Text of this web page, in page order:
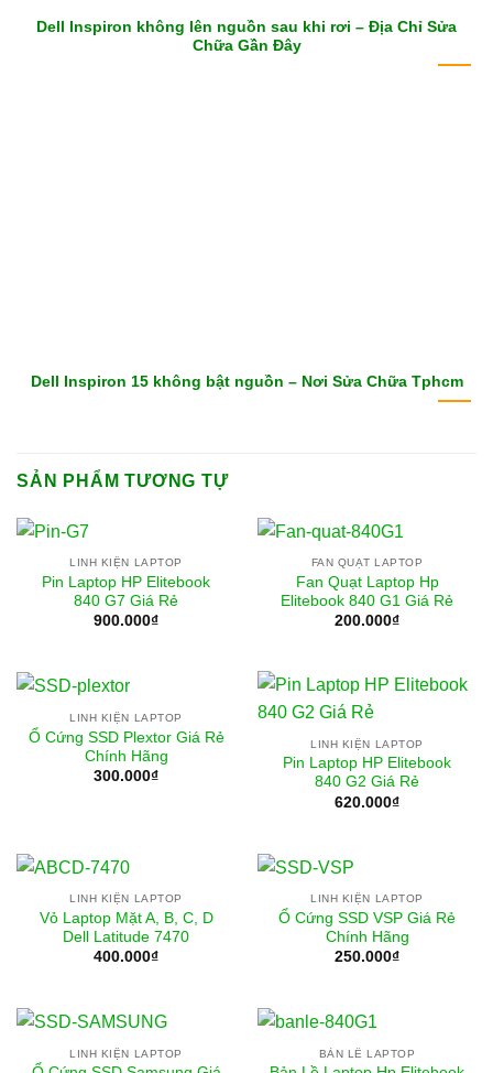
Dell Inspiron không lên nguồn sau khi rơi – Địa Chỉ Sửa
Chữa Gần Đây
Dell Inspiron 15 không bật nguồn – Nơi Sửa Chữa Tphcm
SẢN PHẨM TƯƠNG TỰ
LINH KIỆN LAPTOP
Pin Laptop HP Elitebook
840 G7 Giá Rẻ
900.000₫
FAN QUẠT LAPTOP
Fan Quạt Laptop Hp
Elitebook 840 G1 Giá Rẻ
200.000₫
LINH KIỆN LAPTOP
Ổ Cứng SSD Plextor Giá Rẻ
Chính Hãng
300.000₫
LINH KIỆN LAPTOP
Pin Laptop HP Elitebook
840 G2 Giá Rẻ
620.000₫
LINH KIỆN LAPTOP
Vỏ Laptop Mặt A, B, C, D
Dell Latitude 7470
400.000₫
LINH KIỆN LAPTOP
Ổ Cứng SSD VSP Giá Rẻ
Chính Hãng
250.000₫
LINH KIỆN LAPTOP BẢN LỀ LAPTOP